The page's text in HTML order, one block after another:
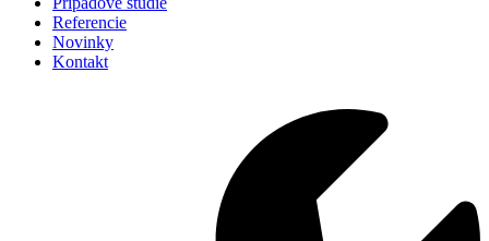
Referencie
Novinky
Kontakt